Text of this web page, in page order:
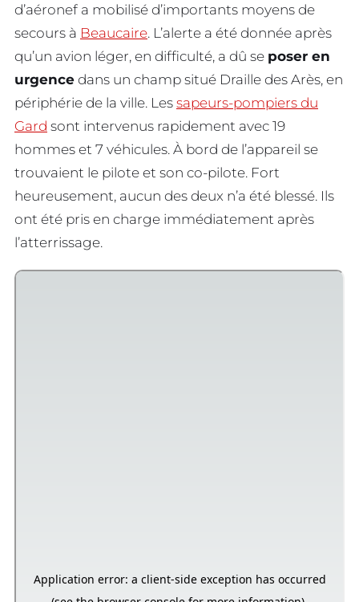
d’aéronef a mobilisé d’importants moyens de
secours à Beaucaire. L’alerte a été donnée après
qu’un avion léger, en difficulté, a dû se poser en
urgence dans un champ situé Draille des Arès, en
périphérie de la ville. Les sapeurs-pompiers du
Gard sont intervenus rapidement avec 19
hommes et 7 véhicules. À bord de l’appareil se
trouvaient le pilote et son co-pilote. Fort
heureusement, aucun des deux n’a été blessé. Ils
ont été pris en charge immédiatement après
l’atterrissage.